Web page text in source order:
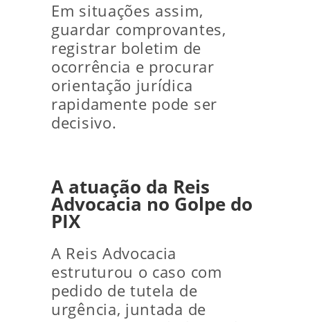
Em situações assim,
guardar comprovantes,
registrar boletim de
ocorrência e procurar
orientação jurídica
rapidamente pode ser
decisivo.
A atuação da Reis
Advocacia no Golpe do
PIX
A Reis Advocacia
estruturou o caso com
pedido de tutela de
urgência, juntada de